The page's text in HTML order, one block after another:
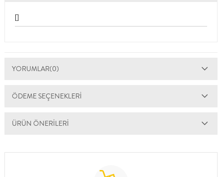
[]
YORUMLAR(0)
ÖDEME SEÇENEKLERI
ÜRÜN ÖNERILERI